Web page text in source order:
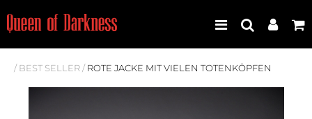
/ BEST SELLER/ ROTE JACKE MIT VIELEN TOTENKÖPFEN